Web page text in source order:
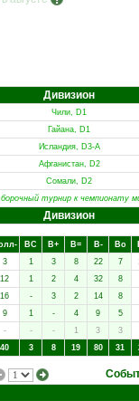
Дивизион
Чили, D1
Гайана, D1
Исландия, D3-A
Афганистан, D2
Сомали, D2
турнир к чемпионату
Дивизион
ВC В+ В= В- Вo
3 1 3 8 22 7
12 1 2 4 32
8
16 - 3 2 14
8
9 1 - 4 9
5
- - - 1 3
3
40 3 8 19 80 31